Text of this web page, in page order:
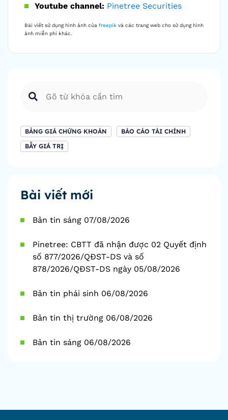
Youtube channel: Pinetree Securities
Bài viết sử dụng hình ảnh của freepik và các trang web cho sử dụng hình
ảnh miễn phí khác.
BẢNG GIÁ CHỨNG KHOÁN
BÁO CÁO TÀI CHÍNH
BẪY GIÁ TRỊ
Bài viết mới
Bản tin sáng 07/08/2026
Pinetree: CBTT đã nhận được 02 Quyết định
số 877/2026/QĐST-DS và số
878/2026/QĐST-DS ngày 05/08/2026
Bản tin phái sinh 06/08/2026
Bản tin thị trường 06/08/2026
Bản tin sáng 06/08/2026